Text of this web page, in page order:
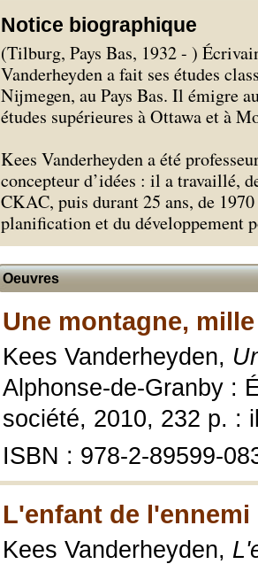
Notice biographique
(Tilburg, Pays Bas, 1932 - )
Vanderheyden a fait ses études
Nijmegen, au Pays Bas. Il émigre
études supérieures à Ottawa et à
Kees Vanderheyden a été
concepteur d’idées : il a travaillé,
CKAC, puis durant 25 ans, de
planification et du développement
Oeuvres
Une montagne,
Kees Vanderheyden,
Alphonse-de-Granby :
société, 2010, 232 p. :
ISBN : 978-2-89599-
L'enfant de l'ennemi
Kees Vanderheyden,